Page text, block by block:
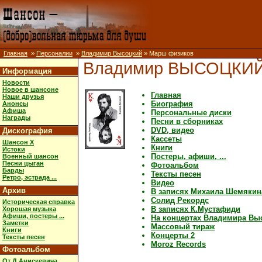
Главная » Персоналии » Владимир Высоцкий » Марш физиков
Информация
Новости
Новое в шансоне
Наши друзья
Анонсы
Афиша
Награды
Дискография
Шансон X
Истоки
Военный шансон
Песни цыган
Барды
Ретро, эстрада ...
Архив
Историческая справка
Хорошая музыка
Афиши, постеры ...
Заметки
Книги
Тексты песен
Фотоальбом
Владимир
Главная
Биография
Персональные диски
Песни в сборниках
DVD, видео
Кассеты
Книги
Постеры, афиши, ...
Фотоальбом
Тексты песен
Видео
В записях Михаила
Солид Рекордс
В записях К.Мустафиди
На концертах Владимира
Массовый тираж
Концерты 2
Moroz Records